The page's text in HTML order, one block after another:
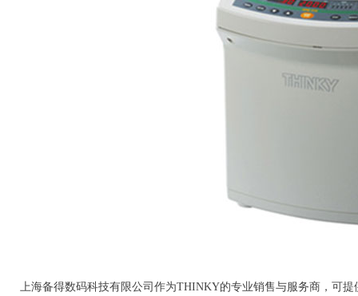
上海备得数码科技有限公司作为THINKY的专业销售与服务商，可